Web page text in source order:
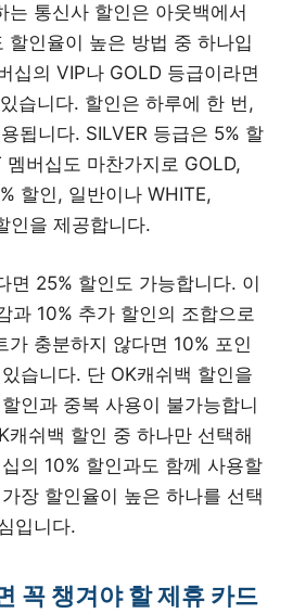
는 통신사 할인은 아웃백에서
할인율이 높은 방법 중 하나입
십의 VIP나 GOLD 등급이라면
습니다. 할인은 하루에 한 번,
됩니다. SILVER 등급은 5% 할
버십도 마찬가지로 GOLD,
할인, 일반이나 WHITE,
인을 제공합니다.
면 25% 할인도 가능합니다. 이
과 10% 추가 할인의 조합으로
가 충분하지 않다면 10% 포인
습니다. 단 OK캐쉬백 할인을
인과 중복 사용이 불가능합니
캐쉬백 할인 중 하나만 선택해
의 10% 할인과도 함께 사용할
장 할인율이 높은 하나를 선택
입니다.
꼭 챙겨야 할 제휴 카드